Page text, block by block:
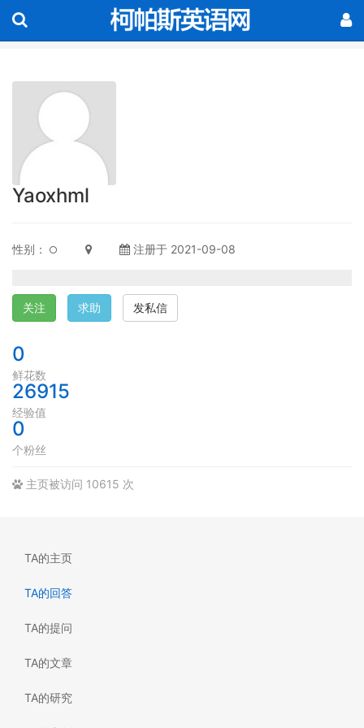
Yaoxhml
性别： 注册于 2021-09-08
关注 求助 发私信
0
鲜花数
26915
经验值
0
个粉丝
主页被访问 10615 次
TA的主页
TA的回答
TA的提问
TA的文章
TA的研究